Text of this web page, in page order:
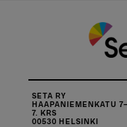
SETA RY
HAAPANIEMENKATU
7. KRS
00530 HELSINKI